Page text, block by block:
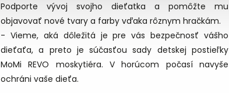
Podporte vývoj svojho dieťatka a pomôžte mu
objavovať nové tvary a farby vďaka rôznym hračkám.
- Vieme, aká dôležitá je pre vás bezpečnosť vášho
dieťaťa, a preto je súčasťou sady detskej postieľky
MoMi REVO moskytiéra. V horúcom počasí navyše
ochráni vaše dieťa.